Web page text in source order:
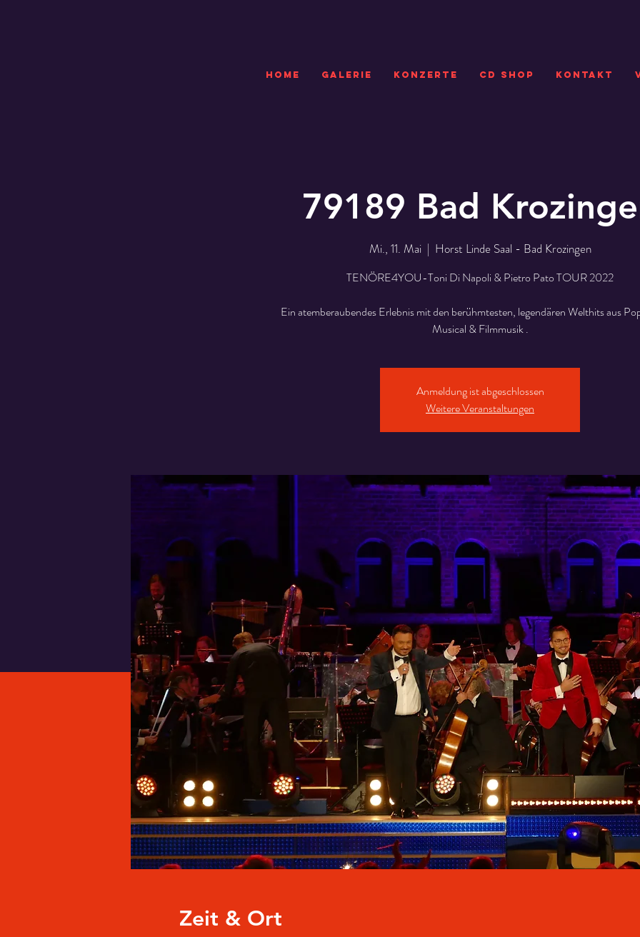
HOME GALERIE KONZERTE CD SHOP Kontakt
79189 Bad
Mi., 11. Mai
  |
Horst Linde Saal - Bad Krozingen
TENÖRE4YOU-Toni Di Napoli & Pietro Pato TOUR 2022
Ein atemberaubendes Erlebnis mit den berühmtesten, legendären Welthits aus
Musical & Filmmusik .
Anmeldung ist abgeschlossen
Weitere Veranstaltungen
Zeit & Ort